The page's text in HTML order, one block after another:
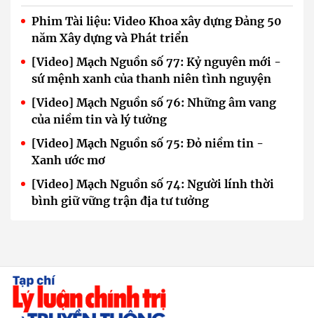
Phim Tài liệu: Video Khoa xây dựng Đảng 50
năm Xây dựng và Phát triển
[Video] Mạch Nguồn số 77: Kỷ nguyên mới -
sứ mệnh xanh của thanh niên tình nguyện
[Video] Mạch Nguồn số 76: Những âm vang
của niềm tin và lý tưởng
[Video] Mạch Nguồn số 75: Đỏ niềm tin -
Xanh ước mơ
[Video] Mạch Nguồn số 74: Người lính thời
bình giữ vững trận địa tư tưởng